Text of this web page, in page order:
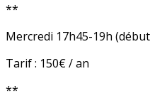
**
Mercredi 17h45-19h
Tarif : 150€ / an
**